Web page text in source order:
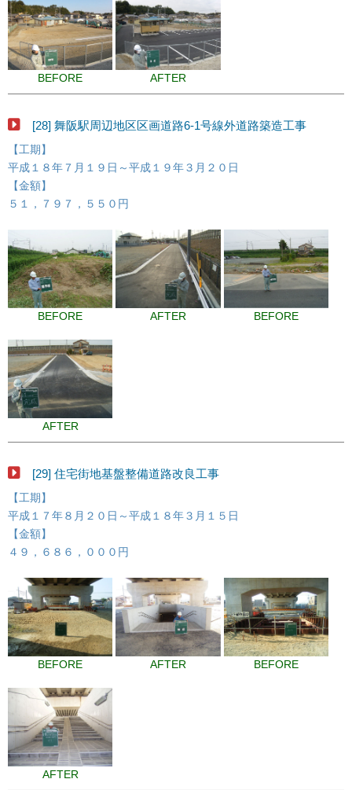
BEFORE AFTER
[28] 舞阪駅周辺地区区画道路6-1号線外道路築造工事
【工期】
平成１８年７月１９日～平成１９年３月２０日
【金額】
５１，７９７，５５０円
BEFORE AFTER BEFORE
AFTER
[29] 住宅街地基盤整備道路改良工事
【工期】
平成１７年８月２０日～平成１８年３月１５日
【金額】
４９，６８６，０００円
BEFORE AFTER BEFORE
AFTER